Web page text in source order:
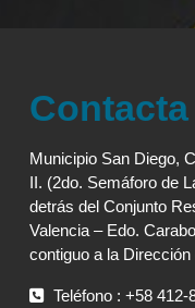
Contacta
Municipio San Diego,
II. (2do. Semáforo de
detrás del Conjunto
Valencia – Edo.
contiguo a la
Teléfono : +58 412-